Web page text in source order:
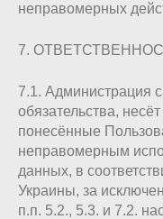
неправомерных
7.
7.1. Администрация
обязательства,
понесённые
неправомерным
данных, в
Украины, за
п.п. 5.2., 5.3. и 7.2.